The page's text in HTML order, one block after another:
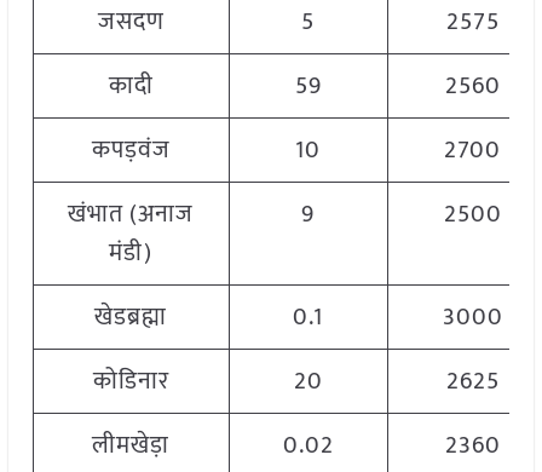
जसदण
5
2575
कादी
59
2560
कपड़वंज
10
2700
खंभात (अनाज
मंडी)
9 2500
खेडब्रह्मा 0.1
3000
कोडिनार
20
2625
लीमखेड़ा
0.02
2360